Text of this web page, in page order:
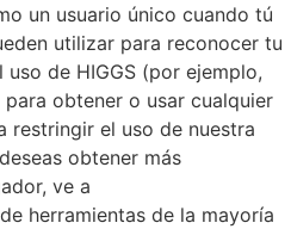
un usuario único cuando tú
utilizar para reconocer tu
de HIGGS (por ejemplo,
obtener o usar cualquier
restringir el uso de nuestra
obtener más
ve a
herramientas de la mayoría